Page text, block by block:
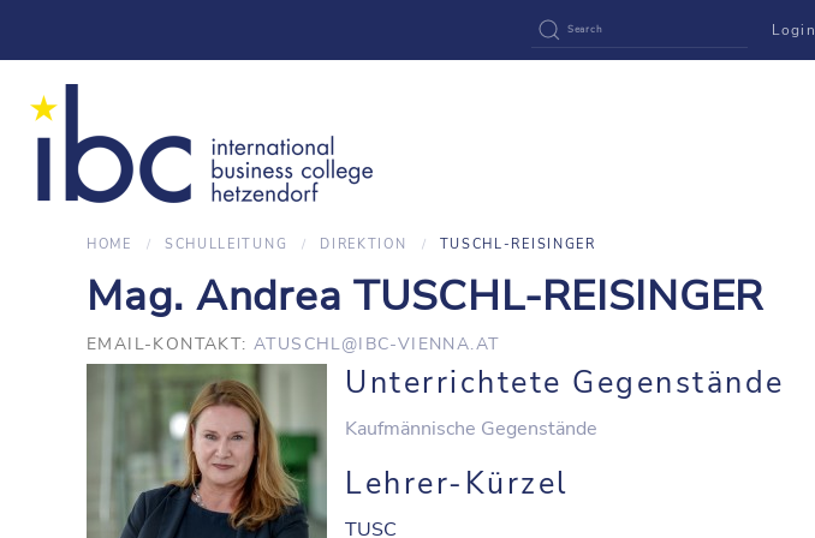
Login
HOME SCHULLEITUNG DIREKTION TUSCHL-REISINGER
Mag. Andrea TUSCHL-REISINGER
EMAIL-KONTAKT: ATUSCHL@IBC-VIENNA.AT
Unterrichtete Gegenstände
Kaufmännische Gegenstände
Lehrer-Kürzel
TUSC